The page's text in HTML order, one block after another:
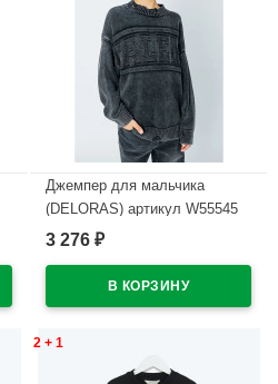
Джемпер для мальчика
(DELORAS) артикул W55545
размер 34/134-44/164 цвет
3 276 ₽
2 + 1